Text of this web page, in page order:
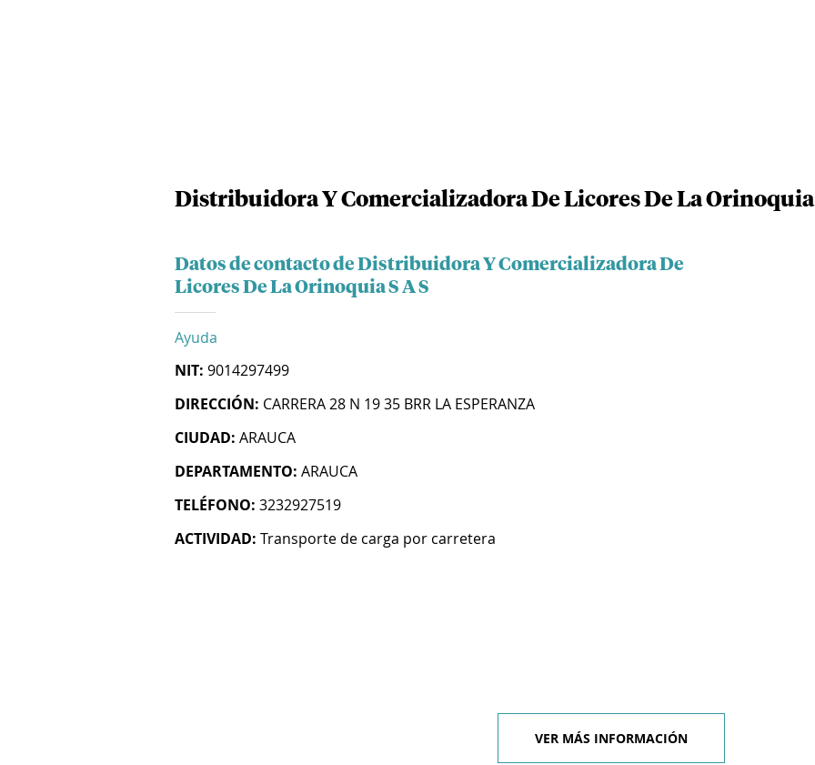
Distribuidora Y Comercializadora De Licores De La Orinoquia
Datos de contacto de Distribuidora Y Comercializadora De
Licores De La Orinoquia S A S
Ayuda
NIT: 9014297499
DIRECCIÓN: CARRERA 28 N 19 35 BRR LA ESPERANZA
CIUDAD: ARAUCA
DEPARTAMENTO: ARAUCA
TELÉFONO: 3232927519
ACTIVIDAD: Transporte de carga por carretera
VER MÁS INFORMACIÓN